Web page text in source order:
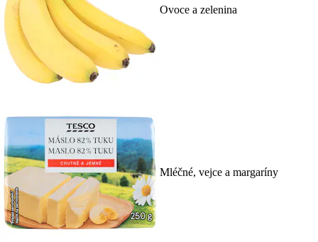
Ovoce a zelenina
Mléčné, vejce a margaríny